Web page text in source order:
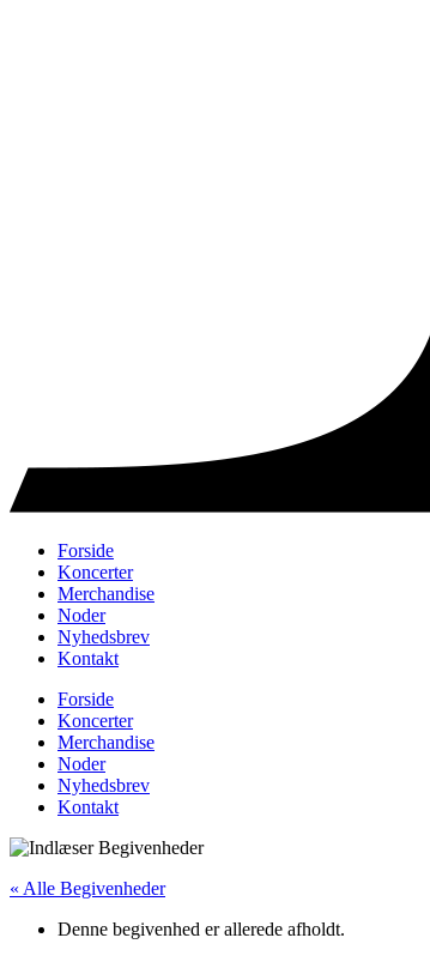
Forside
Koncerter
Merchandise
Noder
Nyhedsbrev
Kontakt
Forside
Koncerter
Merchandise
Noder
Nyhedsbrev
Kontakt
« Alle Begivenheder
Denne begivenhed er allerede afholdt.